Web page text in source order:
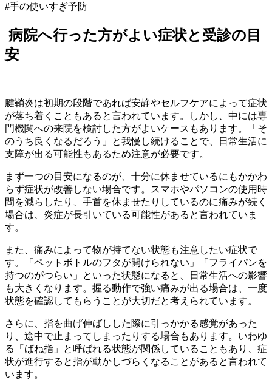
#手の使いすぎ予防
病院へ行った方がよい症状と受診の目
安
腱鞘炎は初期の段階であれば安静やセルフケアによって症状
が落ち着くこともあると言われています。しかし、中には専
門機関への来院を検討した方がよいケースもあります。「そ
のうち良くなるだろう」と我慢し続けることで、日常生活に
支障が出る可能性もあるため注意が必要です。
まず一つの目安になるのが、十分に休ませているにもかかわ
らず症状が改善しない場合です。スマホやパソコンの使用時
間を減らしたり、手首を休ませたりしているのに痛みが続く
場合は、炎症が長引いている可能性があると言われていま
す。
また、痛みによって物が持てない状態も注意したい症状で
す。「ペットボトルのフタが開けられない」「フライパンを
持つのがつらい」といった状態になると、日常生活への影響
も大きくなります。握る動作で強い痛みが出る場合は、一度
状態を確認してもらうことが大切だと考えられています。
さらに、指を曲げ伸ばしした際に引っかかる感覚があった
り、途中で止まってしまったりする場合もあります。いわゆ
る「ばね指」と呼ばれる状態が関係していることもあり、症
状が進行すると指が動かしづらくなることがあると言われて
います。